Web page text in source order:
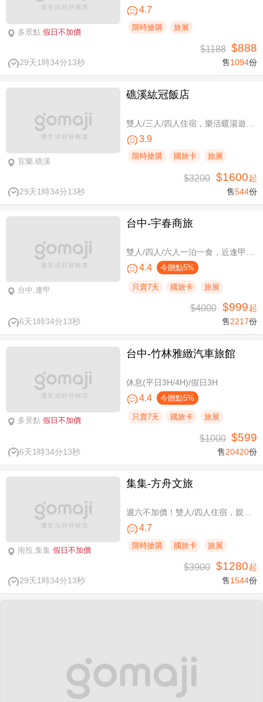
多景點 假日不加價
4.7
限時搶購 旅展
29天1時34分13秒
$1188 $888
售1094份
宜蘭,礁溪
礁溪紘冠飯店
3.9
限時搶購 國旅卡 旅展
29天1時34分13秒
$3200 $1600起
售544份
台中,逢甲
台中-宇春商旅
4.4 今贈點5%
只賣7天 國旅卡 旅展
6天1時34分13秒
$4000 $999起
售2217份
多景點 假日不加價
台中-竹林雅緻汽車旅館
休息(平日3H/4H)/假日3H
4.4 今贈點5%
只賣7天 國旅卡 旅展
6天1時34分13秒
$1000 $599
售20420份
南投,集集 假日不加價
集集-方舟文旅
4.7
限時搶購 國旅卡 旅展
29天1時34分13秒
$3900 $1280起
售1544份